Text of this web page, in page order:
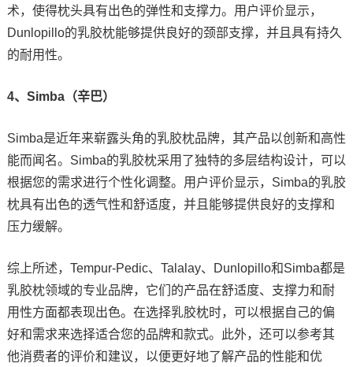
术，使得枕头具有出色的弹性和支撑力。用户评价显示，
Dunlopillo的乳胶枕能够提供良好的颈部支撑，并且具有持久
的耐用性。
4、Simba（辛巴）
Simba是近年来崭露头角的乳胶枕品牌，其产品以创新和高性
能而闻名。Simba的乳胶枕采用了独特的多层结构设计，可以
根据您的需求进行个性化调整。用户评价显示，Simba的乳胶
枕具有出色的透气性和舒适度，并且能够提供良好的支撑和
压力缓解。
综上所述，Tempur-Pedic、Talalay、Dunlopillo和Simba都是
乳胶枕领域的专业品牌，它们的产品在舒适度、支撑力和耐
用性方面都表现出色。在选择乳胶枕时，可以根据自己的偏
好和需求来选择适合您的品牌和款式。此外，还可以参考其
他消费者的评价和建议，以便更好地了解产品的性能和优